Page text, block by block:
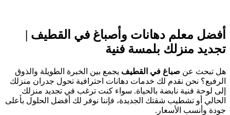
أفضل معلم دهانات وأصباغ في القطيف |
تجديد منزلك بلمسة فنية
​هل تبحث عن صباغ في القطيف يجمع بين الخبرة الطويلة والذوق
الرفيع؟ نحن نقدم لك خدمات دهانات احترافية تحول جدران منزلك
إلى لوحة فنية نابضة بالحياة. سواء كنت ترغب في تجديد منزلك
الحالي أو تشطيب شقتك الجديدة، فإننا نوفر لك أفضل الحلول بأعلى
جودة وأنسب الأسعار.